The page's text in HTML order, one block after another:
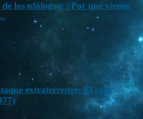
los ufólogos: ¿Por qué vienen
extraterrestre: El caso